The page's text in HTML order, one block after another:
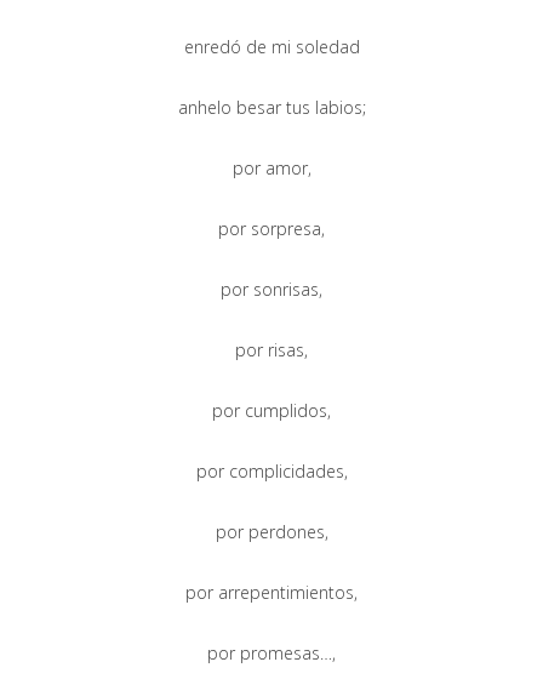
enredó de mi soledad
anhelo besar tus labios;
por amor,
por sorpresa,
por sonrisas,
por risas,
por cumplidos,
por complicidades,
por perdones,
por arrepentimientos,
por promesas…,